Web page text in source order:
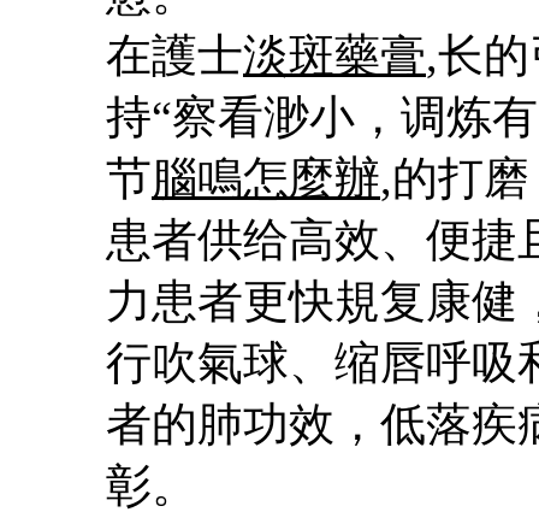
在護士淡斑藥膏,长
持“察看渺小，调炼
节腦鳴怎麼辦,的打
患者供给高效、便捷
力患者更快規复康健
行吹氣球、缩唇呼吸
者的肺功效，低落疾
彰。